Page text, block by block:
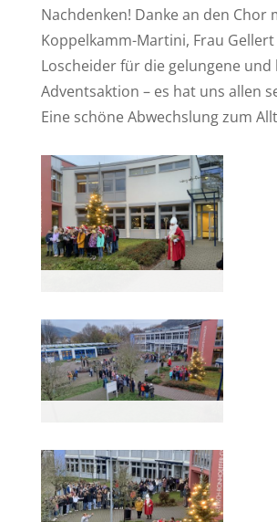
Nachdenken! Danke an den Chor
Koppelkamm-Martini, Frau
Loscheider für die gelungene und
Adventsaktion – es hat uns allen
Eine schöne Abwechslung zum